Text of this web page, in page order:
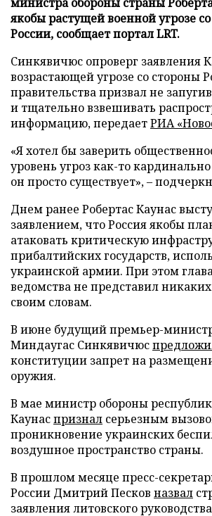
якобы растущей военной угрозе
России, сообщает портал LRT.
Синкявичюс опроверг заявления
возрастающей угрозе со стороны
правительства призвал не
и тщательно взвешивать
информацию, передаетРИА
«Я хотел бы заверить
уровень угроз как-то
он просто существует», –
Днем ранее Робертас Каунас
заявлением, что Россия якобы
атаковать критическую
прибалтийских государств,
украинской армии. При этом
ведомства не представил никаких
своим словам.
В июне будущий премьер-
Миндаугас Синкявичюс
конституции запрет на
оружия.
В мае министр обороны
Каунаспризнал серьезным
проникновение украинских
воздушное пространство страны.
В прошлом месяце пресс-
России Дмитрий Песков назвал
заявления литовского